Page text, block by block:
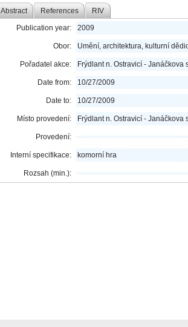
Abstract References RIV
Publication year: 2009
Obor: Umění, architektura, kulturní
Pořadatel akce: Frýdlant n. Ostravicí - Janáčkova
Date from: 10/27/2009
Date to: 10/27/2009
Místo provedení: Frýdlant n. Ostravicí - Janáčkova
Provedení:
Interní specifikace: komorní hra
Rozsah (min.):